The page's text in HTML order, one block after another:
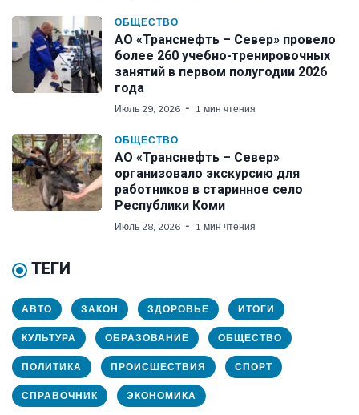
ОБЩЕСТВО
АО «Транснефть – Север» провело
более 260 учебно-тренировочных
занятий в первом полугодии 2026
года
Июль 29, 2026 1 мин чтения
ОБЩЕСТВО
АО «Транснефть – Север»
организовало экскурсию для
работников в старинное село
Республики Коми
Июль 28, 2026 1 мин чтения
ТЕГИ
АВТО ЗАКОН ЗДОРОВЬЕ ИТОГИ
КУЛЬТУРА ОБРАЗОВАНИЕ ОБЩЕСТВО
ПОЛИТИКА ПРОИСШЕСТВИЯ СПОРТ
СПРАВОЧНИК ЭКОНОМИКА